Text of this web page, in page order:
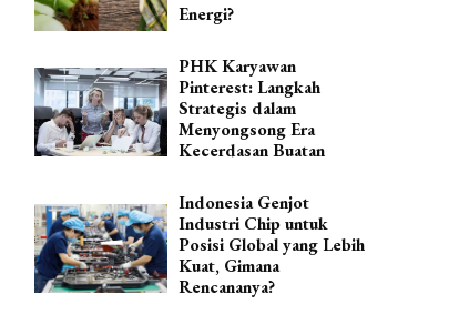
Energi?
PHK Karyawan
Pinterest: Langkah
Strategis dalam
Menyongsong Era
Kecerdasan Buatan
Indonesia Genjot
Industri Chip untuk
Posisi Global yang Lebih
Kuat, Gimana
Rencananya?